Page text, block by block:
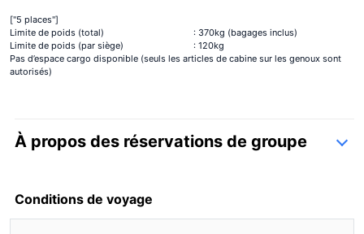
["5 places"]
Limite de poids (total)
: 370kg (bagages inclus)
Limite de poids (par siège)
: 120kg
Pas d’espace cargo disponible (seuls les articles de cabine sur les genoux sont
autorisés)
À propos des réservations de groupe
Conditions de voyage